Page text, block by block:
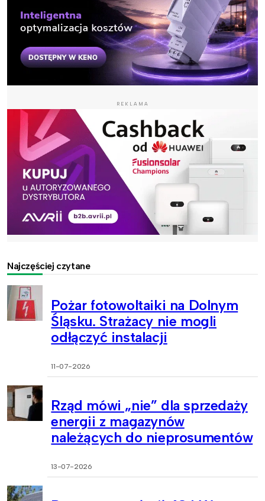
REKLAMA
Najczęściej czytane
Pożar fotowoltaiki na Dolnym
Śląsku. Strażacy nie mogli
odłączyć instalacji
11-07-2026
Rząd mówi „nie” dla sprzedaży
energii z magazynów
należących do nieprosumentów
13-07-2026